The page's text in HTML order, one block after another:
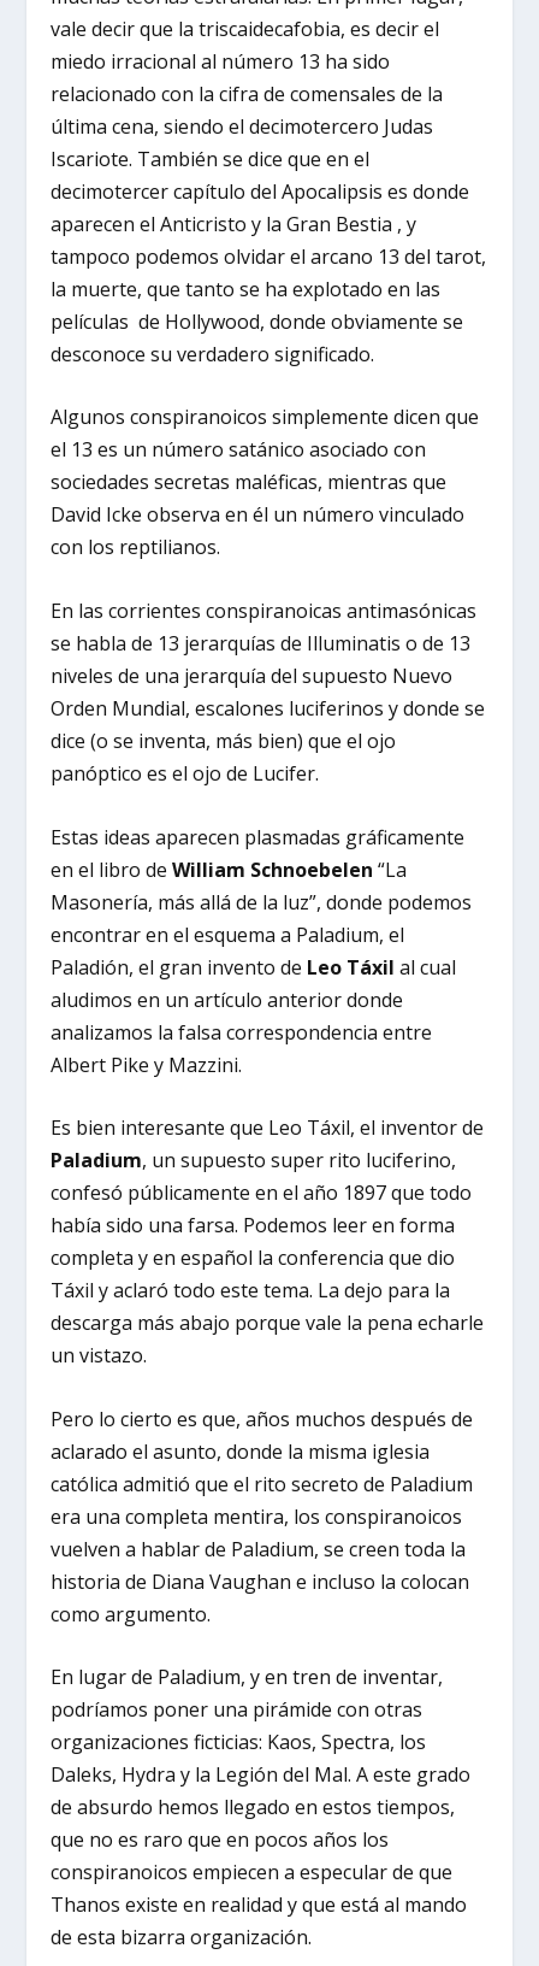
vale decir que la triscaidecafobia, es decir el
miedo irracional al número 13 ha sido
relacionado con la cifra de comensales de la
última cena, siendo el decimotercero Judas
Iscariote. También se dice que en el
decimotercer capítulo del Apocalipsis es donde
aparecen el Anticristo y la Gran Bestia , y
tampoco podemos olvidar el arcano 13 del tarot,
la muerte, que tanto se ha explotado en las
películas de Hollywood, donde obviamente se
desconoce su verdadero significado.
Algunos conspiranoicos simplemente dicen que
el 13 es un número satánico asociado con
sociedades secretas maléficas, mientras que
David Icke observa en él un número vinculado
con los reptilianos.
En las corrientes conspiranoicas antimasónicas
se habla de 13 jerarquías de Illuminatis o de 13
niveles de una jerarquía del supuesto Nuevo
Orden Mundial, escalones luciferinos y donde se
dice (o se inventa, más bien) que el ojo
panóptico es el ojo de Lucifer.
Estas ideas aparecen plasmadas gráficamente
en el libro deWilliam Schnoebelen “La
Masonería, más allá de la luz”, donde podemos
encontrar en el esquema a Paladium, el
Paladión, el gran invento de Leo Táxil al cual
aludimos en un artículo anterior donde
analizamos la falsa correspondencia entre
Albert Pike y Mazzini.
Es bien interesante que Leo Táxil, el inventor de
Paladium, un supuesto super rito luciferino,
confesó públicamente en el año 1897 que todo
había sido una farsa. Podemos leer en forma
completa y en español la conferencia que dio
Táxil y aclaró todo este tema. La dejo para la
descarga más abajo porque vale la pena echarle
un vistazo.
Pero lo cierto es que, años muchos después de
aclarado el asunto, donde la misma iglesia
católica admitió que el rito secreto de Paladium
era una completa mentira, los conspiranoicos
vuelven a hablar de Paladium, se creen toda la
historia de Diana Vaughan e incluso la colocan
como argumento.
En lugar de Paladium, y en tren de inventar,
podríamos poner una pirámide con otras
organizaciones ficticias: Kaos, Spectra, los
Daleks, Hydra y la Legión del Mal. A este grado
de absurdo hemos llegado en estos tiempos,
que no es raro que en pocos años los
conspiranoicos empiecen a especular de que
Thanos existe en realidad y que está al mando
de esta bizarra organización.